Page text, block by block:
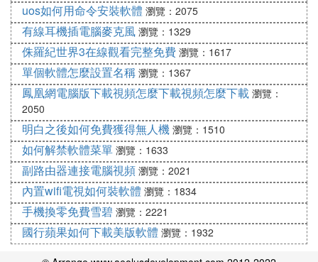
uos如何用命令安裝軟體 瀏覽：2075
有線耳機插電腦麥克風 瀏覽：1329
侏羅紀世界3在線觀看完整免費 瀏覽：1617
單個軟體怎麼設置名稱 瀏覽：1367
鳳凰網電腦版下載視頻怎麼下載視頻怎麼下載 瀏覽：
2050
明白之後如何免費獲得無人機 瀏覽：1510
如何解禁軟體菜單 瀏覽：1633
副路由器連接電腦視頻 瀏覽：2021
內置wifi電視如何裝軟體 瀏覽：1834
手機換零免費雪碧 瀏覽：2221
國行蘋果如何下載美版軟體 瀏覽：1932